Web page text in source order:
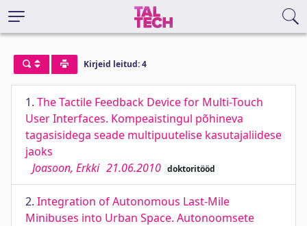
Kirjeid leitud: 4
1. The Tactile Feedback Device for Multi-Touch
User Interfaces. Kompeaistingul põhineva
tagasisidega seade multipuutelise kasutajaliidese
jaoks
Joasoon, Erkki 21.06.2010 doktoritööd
2. Integration of Autonomous Last-Mile
Minibuses into Urban Space. Autonoomsete